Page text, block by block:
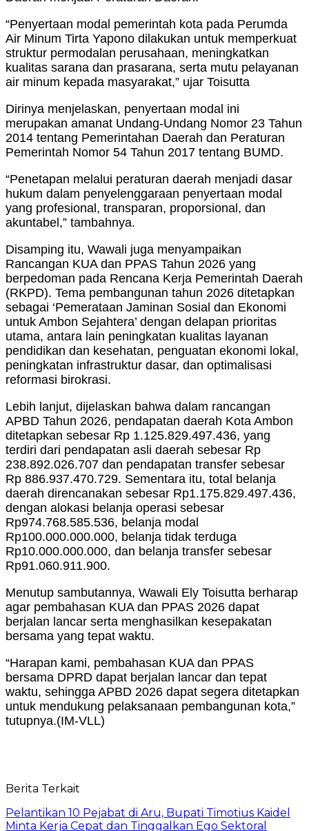
“Penyertaan modal pemerintah kota pada Perumda
Air Minum Tirta Yapono dilakukan untuk memperkuat
struktur permodalan perusahaan, meningkatkan
kualitas sarana dan prasarana, serta mutu pelayanan
air minum kepada masyarakat,” ujar Toisutta
Dirinya menjelaskan, penyertaan modal ini
merupakan amanat Undang-Undang Nomor 23 Tahun
2014 tentang Pemerintahan Daerah dan Peraturan
Pemerintah Nomor 54 Tahun 2017 tentang BUMD.
“Penetapan melalui peraturan daerah menjadi dasar
hukum dalam penyelenggaraan penyertaan modal
yang profesional, transparan, proporsional, dan
akuntabel,” tambahnya.
Disamping itu, Wawali juga menyampaikan
Rancangan KUA dan PPAS Tahun 2026 yang
berpedoman pada Rencana Kerja Pemerintah Daerah
(RKPD). Tema pembangunan tahun 2026 ditetapkan
sebagai ‘Pemerataan Jaminan Sosial dan Ekonomi
untuk Ambon Sejahtera’ dengan delapan prioritas
utama, antara lain peningkatan kualitas layanan
pendidikan dan kesehatan, penguatan ekonomi lokal,
peningkatan infrastruktur dasar, dan optimalisasi
reformasi birokrasi.
Lebih lanjut, dijelaskan bahwa dalam rancangan
APBD Tahun 2026, pendapatan daerah Kota Ambon
ditetapkan sebesar Rp 1.125.829.497.436, yang
terdiri dari pendapatan asli daerah sebesar Rp
238.892.026.707 dan pendapatan transfer sebesar
Rp 886.937.470.729. Sementara itu, total belanja
daerah direncanakan sebesar Rp1.175.829.497.436,
dengan alokasi belanja operasi sebesar
Rp974.768.585.536, belanja modal
Rp100.000.000.000, belanja tidak terduga
Rp10.000.000.000, dan belanja transfer sebesar
Rp91.060.911.900.
Menutup sambutannya, Wawali Ely Toisutta berharap
agar pembahasan KUA dan PPAS 2026 dapat
berjalan lancar serta menghasilkan kesepakatan
bersama yang tepat waktu.
“Harapan kami, pembahasan KUA dan PPAS
bersama DPRD dapat berjalan lancar dan tepat
waktu, sehingga APBD 2026 dapat segera ditetapkan
untuk mendukung pelaksanaan pembangunan kota,”
tutupnya.(IM-VLL)
Berita Terkait
Pelantikan 10 Pejabat di Aru, Bupati Timotius Kaidel
Minta Kerja Cepat dan Tinggalkan Ego Sektoral